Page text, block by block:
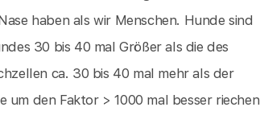
haben als wir Menschen. Hunde sind
30 bis 40 mal Größer als die des
ca. 30 bis 40 mal mehr als der
um den Faktor > 1000 mal besser riechen